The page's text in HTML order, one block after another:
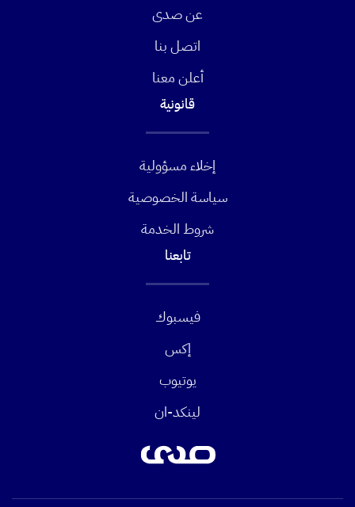
عن صدى
اتصل بنا
أعلن معنا
قانونية
إخلاء مسؤولية
سياسة الخصوصية
شروط الخدمة
تابعنا
فيسبوك
إكس
يوتيوب
لينكد-ان